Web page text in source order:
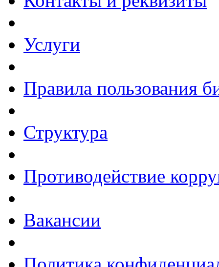
Услуги
Правила пользования
Структура
Противодействие
Вакансии